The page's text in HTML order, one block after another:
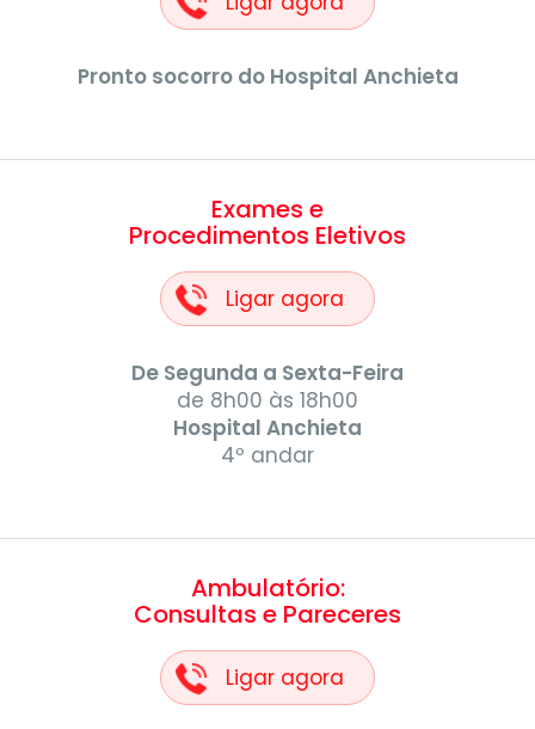
Pronto socorro do Hospital Anchieta
Exames e
Procedimentos Eletivos
Ligar agora
De Segunda a Sexta-Feira
de 8h00 às 18h00
Hospital Anchieta
4º andar
Ambulatório:
Consultas e Pareceres
Ligar agora